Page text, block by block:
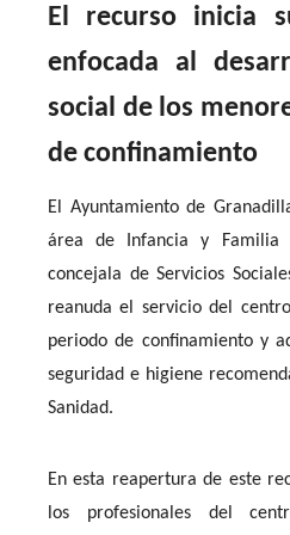
El recurso inicia
enfocada al
social de los
de confinamiento
El Ayuntamiento de
área de Infancia y Familia
concejala de Servicios
reanuda el servicio del
periodo de confinamiento y
seguridad e higiene
Sanidad.
En esta reapertura de este
los profesionales del